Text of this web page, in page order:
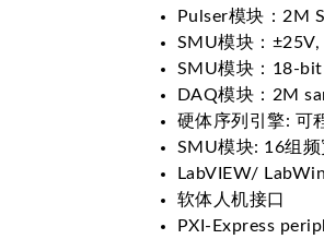
Pulser模块：2M
SMU模块：
SMU模块：18-
DAQ模块：2M
硬体序列引擎: 可
SMU模块: 16组频
LabVIEW/
软体人机接口
PXI-Express